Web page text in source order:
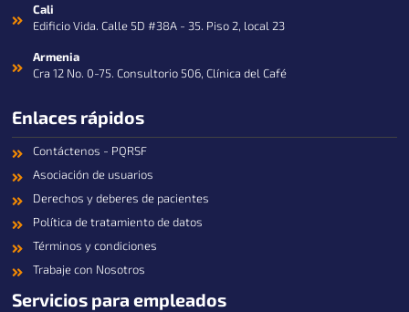
Cali
Edificio Vida. Calle 5D #38A - 35. Piso 2, local 23
Armenia
Cra 12 No. 0-75. Consultorio 506, Clínica del Café
Enlaces rápidos
Contáctenos - PQRSF
Asociación de usuarios
Derechos y deberes de pacientes
Política de tratamiento de datos
Términos y condiciones
Trabaje con Nosotros
Servicios para empleados